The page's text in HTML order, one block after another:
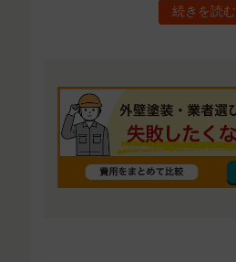
続きを読む